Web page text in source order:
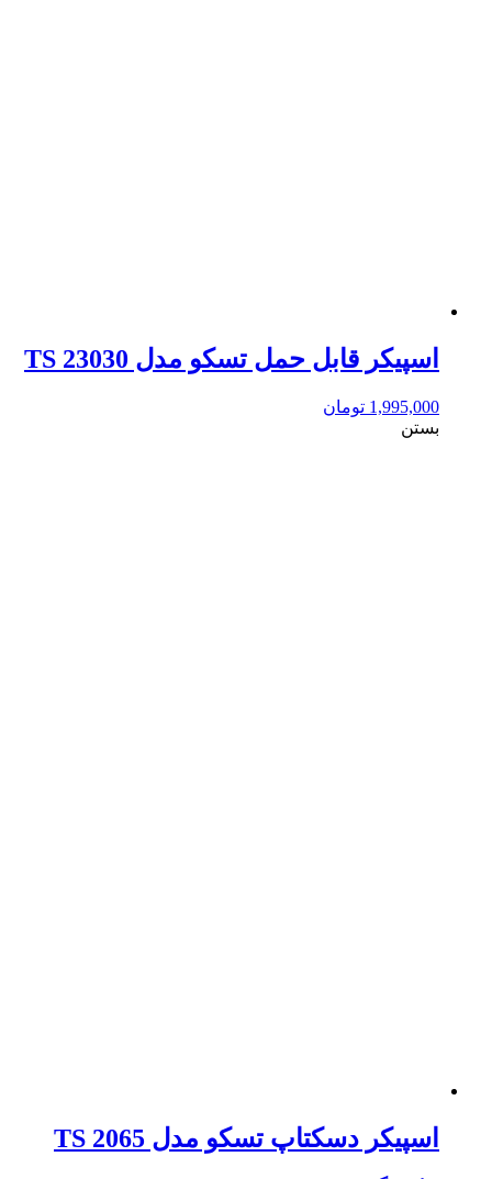
اسپیکر قابل حمل تسکو مدل TS 23030
1,995,000 تومان
بستن
اسپیکر دسکتاپ تسکو مدل TS 2065